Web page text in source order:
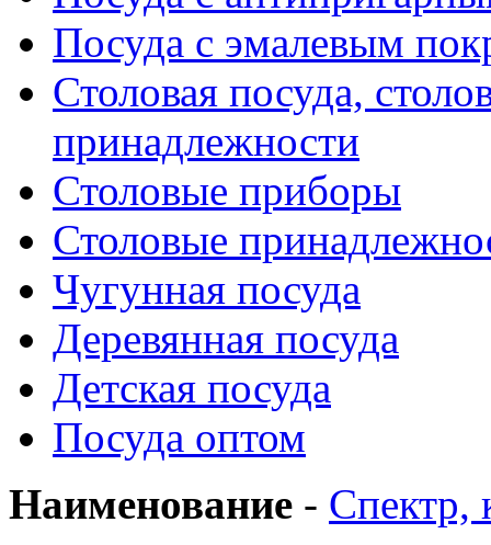
Посуда с эмалевым
Столовая посуда,
принадлежности
Столовые приборы
Столовые
Чугунная посуда
Деревянная посуда
Детская посуда
Посуда оптом
Наименование - Спектр,